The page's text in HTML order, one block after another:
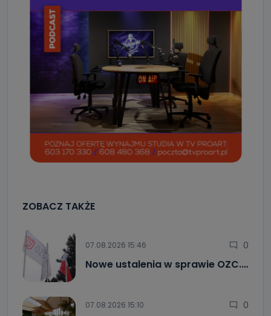
ZOBACZ TAKŻE
07.08.2026 15:46 0
Nowe ustalenia w sprawie OZC.…
07.08.2026 15:10 0